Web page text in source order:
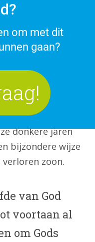
reeds van God en
worden.
over
die hij zelf liet
te delen en ze
ging hij door
God de
met geloof te
donkere jaren
bijzondere wijze
zoon.
van God
voortaan al
om Gods
om met dit
gaan?